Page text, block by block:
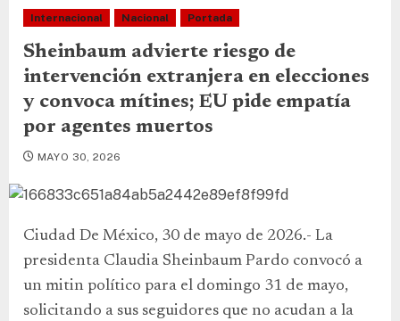
Internacional Nacional Portada
Sheinbaum advierte riesgo de
intervención extranjera en elecciones
y convoca mítines; EU pide empatía
por agentes muertos
MAYO 30, 2026
Ciudad De México, 30 de mayo de 2026.- La
presidenta Claudia Sheinbaum Pardo convocó a
un mitin político para el domingo 31 de mayo,
solicitando a sus seguidores que no acudan a la